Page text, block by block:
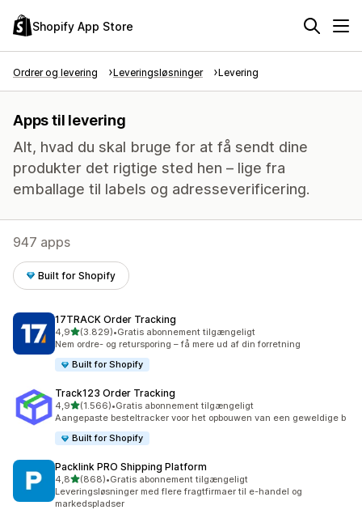
Shopify App Store
Ordrer og levering Leveringsløsninger Levering
Apps til levering
Alt, hvad du skal bruge for at få sendt dine
produkter det rigtige sted hen – lige fra
emballage til labels og adresseverificering.
947 apps
Built for Shopify
17TRACK Order Tracking
4,9ud af 5 stjerner
(3.829)
3829 anmeldelser i alt
•Gratis abonnement tilgængeligt
Nem ordre- og retursporing – få mere ud af din forretning
Built for Shopify
Track123 Order Tracking
4,9ud af 5 stjerner
(1.566)
1566 anmeldelser i alt
•Gratis abonnement tilgængeligt
Aangepaste besteltracker voor het opbouwen van een geweldige b
Built for Shopify
Packlink PRO Shipping Platform
4,8ud af 5 stjerner
(868)
868 anmeldelser i alt
•Gratis abonnement tilgængeligt
Leveringsløsninger med flere fragtfirmaer til e-handel og
markedspladser